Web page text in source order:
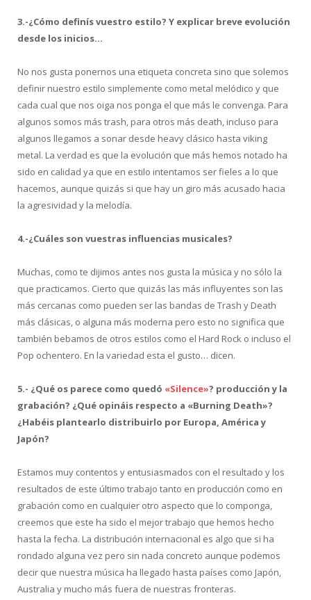
3.-¿Cómo definís vuestro estilo? Y explicar breve evolución
desde los inicios…
No nos gusta ponernos una etiqueta concreta sino que solemos
definir nuestro estilo simplemente como metal melódico y que
cada cual que nos oiga nos ponga el que más le convenga. Para
algunos somos más trash, para otros más death, incluso para
algunos llegamos a sonar desde heavy clásico hasta viking
metal. La verdad es que la evolución que más hemos notado ha
sido en calidad ya que en estilo intentamos ser fieles a lo que
hacemos, aunque quizás si que hay un giro más acusado hacia
la agresividad y la melodía.
4.-¿Cuáles son vuestras influencias musicales?
Muchas, como te dijimos antes nos gusta la música y no sólo la
que practicamos. Cierto que quizás las más influyentes son las
más cercanas como pueden ser las bandas de Trash y Death
más clásicas, o alguna más moderna pero esto no significa que
también bebamos de otros estilos como el Hard Rock o incluso el
Pop ochentero. En la variedad esta el gusto… dicen.
5.- ¿Qué os parece como quedó «Silence»? producción y la
grabación? ¿Qué opináis respecto a «Burning Death»?
¿Habéis plantearlo distribuirlo por Europa, América y
Japón?
Estamos muy contentos y entusiasmados con el resultado y los
resultados de este último trabajo tanto en producción como en
grabación como en cualquier otro aspecto que lo componga,
creemos que este ha sido el mejor trabajo que hemos hecho
hasta la fecha. La distribución internacional es algo que si ha
rondado alguna vez pero sin nada concreto aunque podemos
decir que nuestra música ha llegado hasta países como Japón,
Australia y mucho más fuera de nuestras fronteras.